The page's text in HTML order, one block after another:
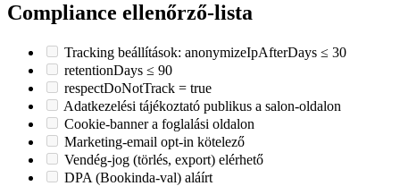
Compliance ellenőrző-lista
Tracking beállítások: anonymizeIpAfterDays ≤ 30
retentionDays ≤ 90
respectDoNotTrack = true
Adatkezelési tájékoztató publikus a salon-oldalon
Cookie-banner a foglalási oldalon
Marketing-email opt-in kötelező
Vendég-jog (törlés, export) elérhető
DPA (Bookinda-val) aláírt